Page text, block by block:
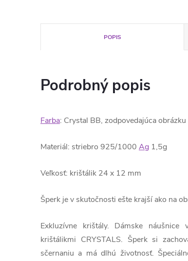
POPIS
Podrobný popis
Farba: Crystal BB, zodpovedajúca
Materiál: striebro 925/1000 Ag 1,5g
Veľkosť: krištálik 24 x 12 mm
Šperk je v skutočnosti ešte krajší ako na
Exkluzívne krištály. Dámske
krištálikmi CRYSTALS. Šperk si
sčernaniu a má dlhú životnosť.